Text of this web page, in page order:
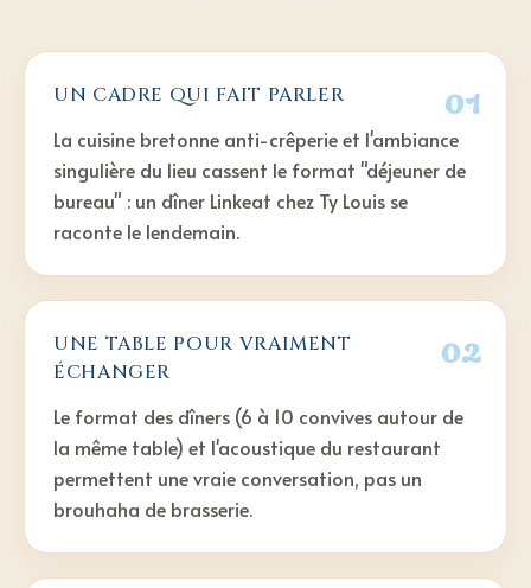
01
UN CADRE QUI FAIT PARLER
La cuisine bretonne anti-crêperie et l'ambiance
singulière du lieu cassent le format "déjeuner de
bureau" : un dîner Linkeat chez Ty Louis se
raconte le lendemain.
02
UNE TABLE POUR VRAIMENT
ÉCHANGER
Le format des dîners (6 à 10 convives autour de
la même table) et l'acoustique du restaurant
permettent une vraie conversation, pas un
brouhaha de brasserie.